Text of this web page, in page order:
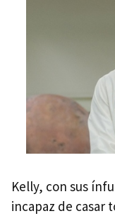
Kelly, con sus
incapaz de casar